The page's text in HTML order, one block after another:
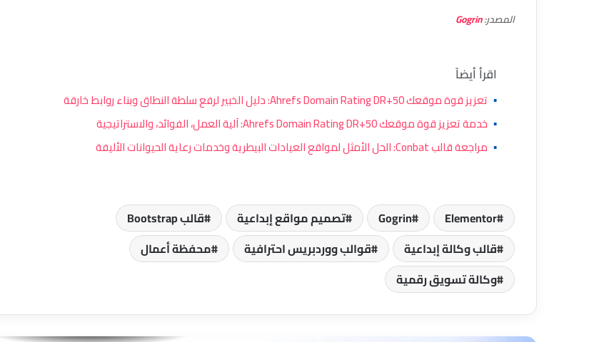
المصدر:Gogrin
اقرأ أيضاً
▪ تعزيز قوة موقعك Ahrefs Domain Rating DR+50: دليل الخبير لرفع سلطة النطاق وبناء روابط خارقة
▪ خدمة تعزيز قوة موقعك Ahrefs Domain Rating DR+50: آلية العمل، الفوائد، والاستراتيجية
▪ مراجعة قالب Conbat: الحل الأمثل لمواقع العيادات البيطرية وخدمات رعاية الحيوانات الأليفة
Elementor
Gogrin تصميم مواقع إبداعية
قالب Bootstrap
قالب وكالة إبداعية
قوالب ووردبريس احترافية
محفظة أعمال
وكالة تسويق رقمية
WooCommerce: تحقق من طلبات الدفع
عند الاستلام وقلل الخسائر
BlockWriter: مساعد الكتابة بالذكاء
الاصطناعي داخل محرر Gutenberg
نماذج ووردبريس بأنظمة إدارة العملاء